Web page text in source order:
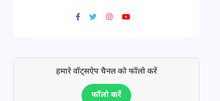
हमारे वॉट्सऐप चैनल को फॉलो करें
फॉलो करें